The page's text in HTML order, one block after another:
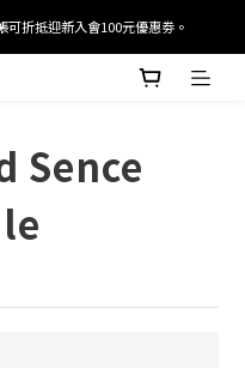
可獲得百元購物金2張。
折抵迎新入會100元優惠劵。
可獲得百元購物金2張。
Sence